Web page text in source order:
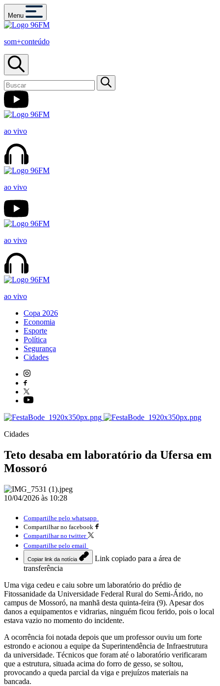
Menu
som+conteúdo
ao vivo
ao vivo
ao vivo
ao vivo
Copa 2026
Economia
Esporte
Política
Segurança
Cidades
Cidades
Teto desaba em laboratório da Ufersa em
Mossoró
10/04/2026 às 10:28
Compartilhe pelo whatsapp
Compartilhar no facebook
Compartilhar no twitter
Compartilhe pelo email
Copiar link da notícia
Link copiado para a área de
transferência
Uma viga cedeu e caiu sobre um laboratório do prédio de
Fitossanidade da Universidade Federal Rural do Semi-Árido, no
campus de Mossoró, na manhã desta quinta-feira (9). Apesar dos
danos a equipamentos e vidrarias, ninguém ficou ferido, pois o local
estava vazio no momento do incidente.
A ocorrência foi notada depois que um professor ouviu um forte
estrondo e acionou a equipe da Superintendência de Infraestrutura
da universidade. Técnicos que foram até o laboratório verificaram
que a estrutura, situada acima do forro de gesso, se soltou,
provocando a queda parcial da viga e prejuízos materiais na
bancada.